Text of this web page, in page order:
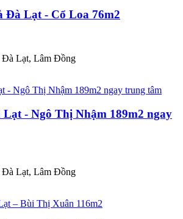
Đà Lạt - Cổ Loa 76m2
Đà Lạt, Lâm Đồng
- Ngô Thị Nhậm 189m2 ngay
Đà Lạt, Lâm Đồng